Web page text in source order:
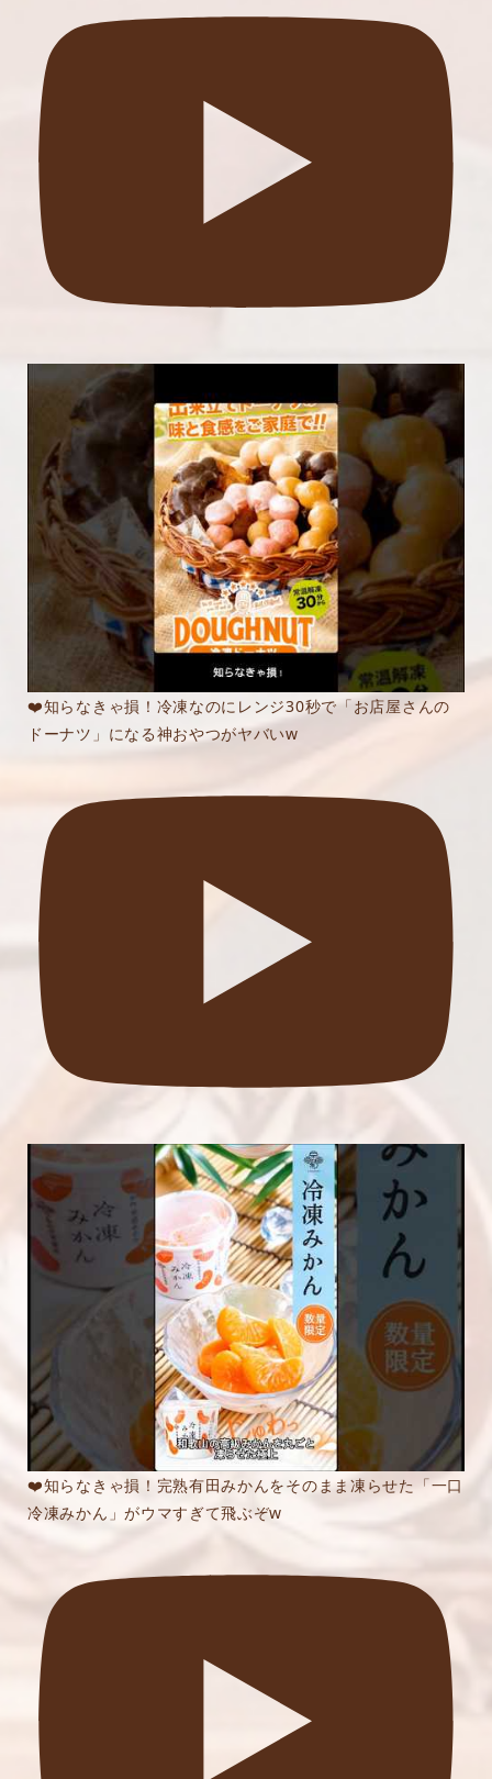
❤️知らなきゃ損！冷凍なのにレンジ30秒で「お店屋さんの
ドーナツ」になる神おやつがヤバいw
❤️知らなきゃ損！完熟有田みかんをそのまま凍らせた「一口
冷凍みかん」がウマすぎて飛ぶぞw